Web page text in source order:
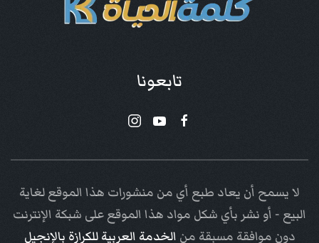
تابعونا
لا يسمح أن يعاد طبع أي من منشورات هذا الموقع لغاية
البيع - أو نشر بأي شكل مواد هذا الموقع على شبكة الإنترنت
دون موافقة مسبقة من الخدمة العربية للكرازة بالإنجيل